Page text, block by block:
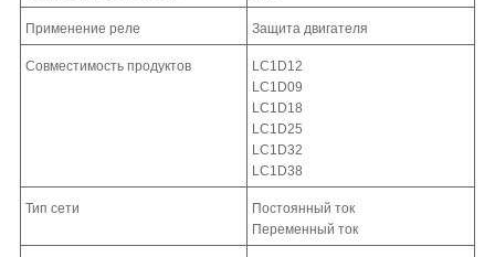
Применение реле Защита двигателя
Совместимость продуктов
LC1D12
LC1D09
LC1D18
LC1D25
LC1D32
LC1D38
Тип сети
Постоянный ток
Переменный ток